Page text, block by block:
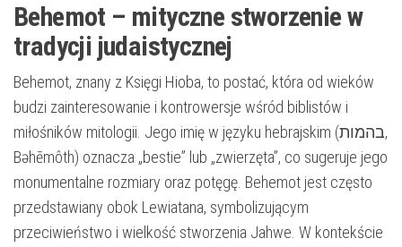
Behemot – mityczne stworzenie w
tradycji judaistycznej
Behemot, znany z Księgi Hioba, to postać, która od wieków
budzi zainteresowanie i kontrowersje wśród biblistów i
miłośników mitologii. Jego imię w języku hebrajskim (בהמות,
Bəhēmôth) oznacza „bestie” lub „zwierzęta”, co sugeruje jego
monumentalne rozmiary oraz potęgę. Behemot jest często
przedstawiany obok Lewiatana, symbolizującym
przeciwieństwo i wielkość stworzenia Jahwe. W kontekście